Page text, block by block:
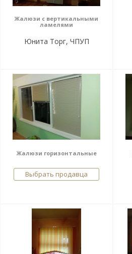
Жалюзи с вертикальными
ламелями
Юнита Торг, ЧПУП
Жалюзи горизонтальные
Выбрать продавца